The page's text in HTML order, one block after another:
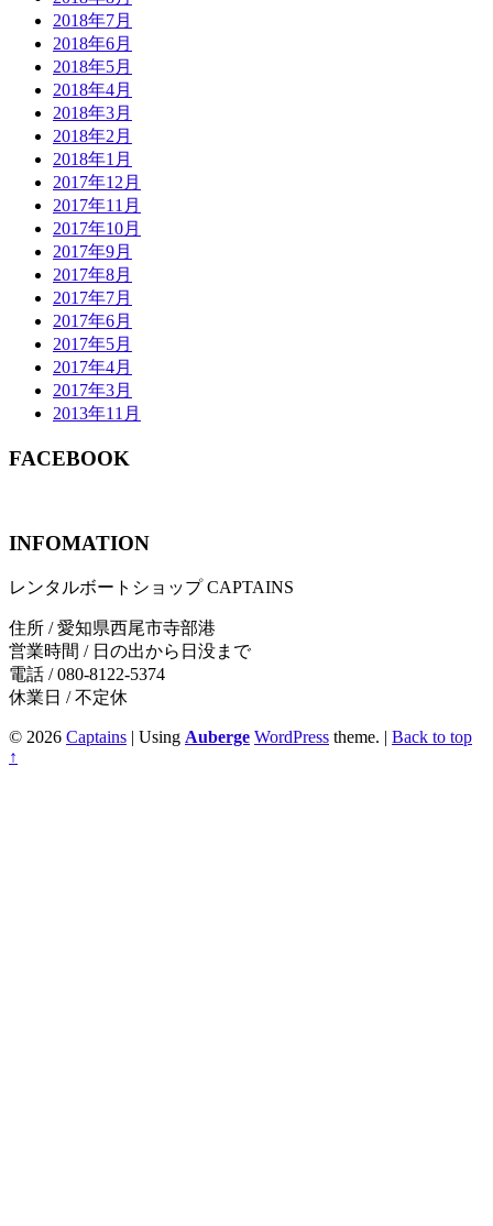
2018年7月
2018年6月
2018年5月
2018年4月
2018年3月
2018年2月
2018年1月
2017年12月
2017年11月
2017年10月
2017年9月
2017年8月
2017年7月
2017年6月
2017年5月
2017年4月
2017年3月
2013年11月
FACEBOOK
INFOMATION
レンタルボートショップ CAPTAINS
住所 / 愛知県西尾市寺部港
営業時間 / 日の出から日没まで
電話 / 080-8122-5374
休業日 / 不定休
© 2026 Captains | Using Auberge WordPress theme. | Back to top
↑